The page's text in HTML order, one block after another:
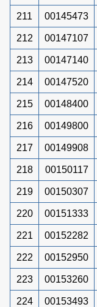
211 00145473
212 00147107
213 00147140
214 00147520
215 00148400
216 00149800
217 00149908
218 00150117
219 00150307
220 00151333
221 00152282
222 00152950
223 00153260
224 00153493